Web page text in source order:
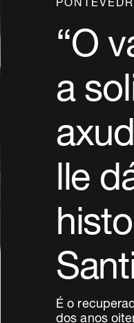
“O
a
lle
É o
dos anos